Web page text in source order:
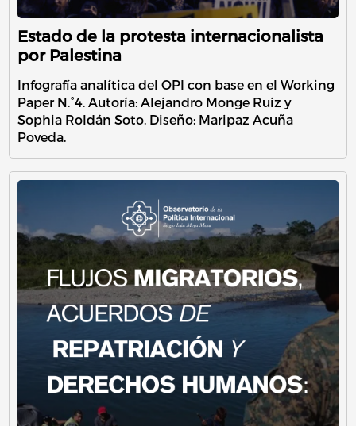
Estado de la protesta internacionalista
por Palestina
Infografía analítica del OPI con base en el Working
Paper N.°4. Autoría: Alejandro Monge Ruiz y
Sophia Roldán Soto. Diseño: Maripaz Acuña
Poveda.